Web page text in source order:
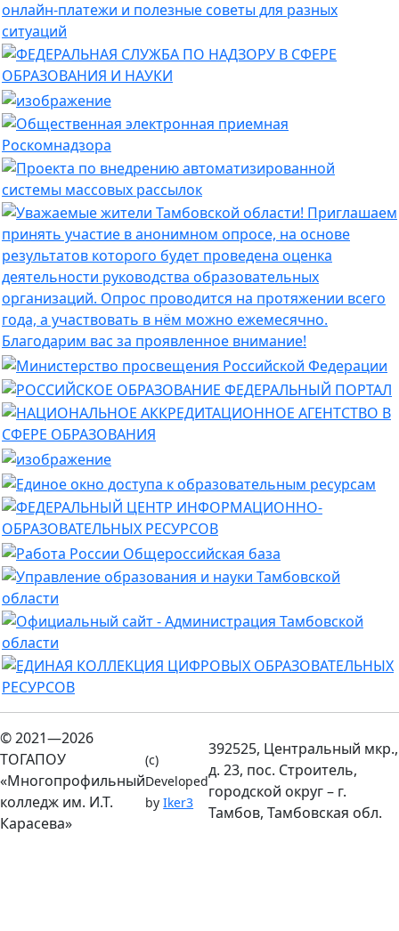
© 2021—2026
ТОГАПОУ
«Многопрофильный
колледж им. И.Т.
Карасева»
(c)
Developed
byIker3
392525, Центральный мкр.,
д. 23, пос. Строитель,
городской округ – г.
Тамбов, Тамбовская обл.